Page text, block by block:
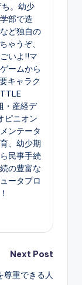
。幼少
部で造
ど独自の
ゃうぞ、
いよ!!マ
ームから
キャラク
・産経デ
ピニオン
ンテータ
、幼少期
民事手続
の豊富な
ータプロ
Next Post
尊重できる人